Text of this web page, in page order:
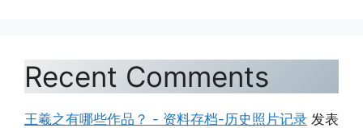
Recent Comments
王羲之有哪些作品？ - 资料存档-历史照片记录 发表